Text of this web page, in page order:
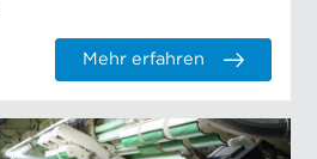
Mehr erfahren